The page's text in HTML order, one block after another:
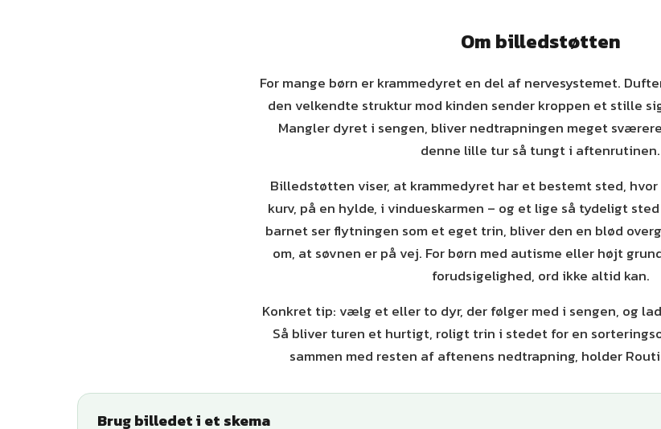
Om billedstøtten
For mange børn er krammedyret en del af nervesystemet.
den velkendte struktur mod kinden sender kroppen et stille
Mangler dyret i sengen, bliver nedtrapningen meget
denne lille tur så tungt i aftenrutinen.
Billedstøtten viser, at krammedyret har et bestemt sted,
kurv, på en hylde, i vindueskarmen – og et lige så tydeligt
barnet ser flytningen som et eget trin, bliver den en blød
om, at søvnen er på vej. For børn med autisme eller højt
forudsigelighed, ord ikke altid kan.
Konkret tip: vælg et eller to dyr, der følger med i sengen, og
Så bliver turen et hurtigt, roligt trin i stedet for en
sammen med resten af aftenens nedtrapning, holder
Brug billedet i et skema